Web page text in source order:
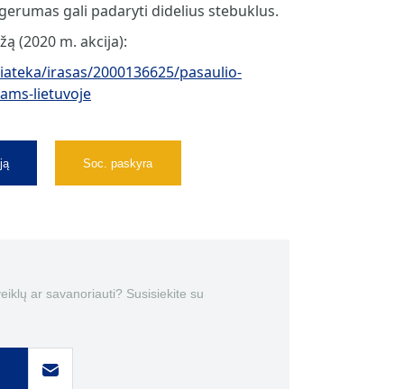
gali padaryti didelius stebuklus.
(2020 m. akcija):
irasas/2000136625/pasaulio-
lietuvoje
Soc. paskyra
ar savanoriauti? Susisiekite su